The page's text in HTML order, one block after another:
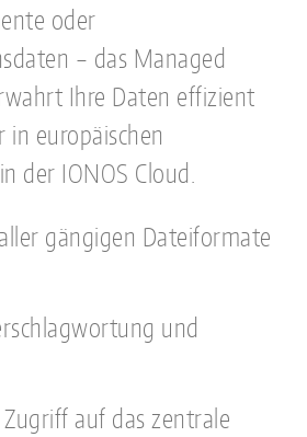
oder
– das Managed
Ihre Daten effizient
in europäischen
der IONOS Cloud.
gängigen Dateiformate
und
auf das zentrale